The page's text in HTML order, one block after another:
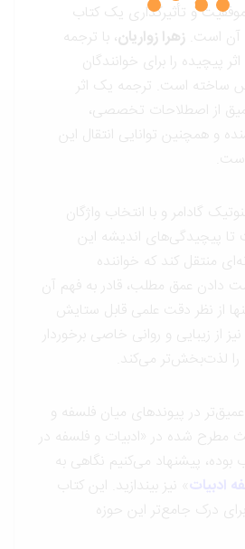
و تأثیرگذاری یک کتاب
است.زهرا زواریان، با ترجمه
را برای خوانندگان
است. ترجمه یک اثر
اصطلاحات تخصصی،
توانایی انتقال این
گادامر و با انتخاب واژگان
اندیشه این
کند که خواننده
عمق مطلب، قادر به فهم آن
نظر دقت علمی قابل ستایش
زیبایی و روانی خاصی برخوردار
می‌کند.
در پیوندهای میان فلسفه و
شده در «ادبیات و فلسفه در
پیشنهاد می‌کنیم نگاهی به
» نیز بیندازید. این کتاب
جامع‌تر این حوزه